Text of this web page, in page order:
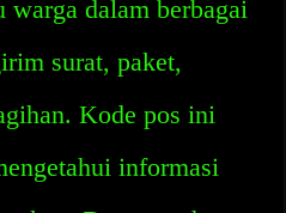
warga dalam berbagai
surat, paket,
Kode pos ini
informasi